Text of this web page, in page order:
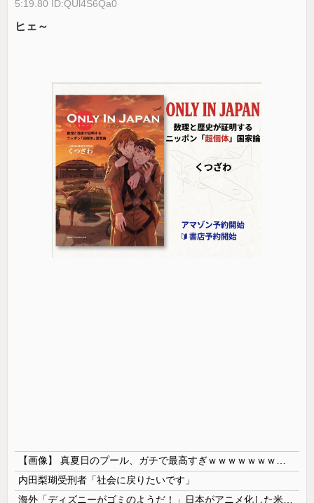
5:19.80 ID:QUl4S6Qa0
ヒェ～
内田梨瑚受刑者「社会に戻りたいです」